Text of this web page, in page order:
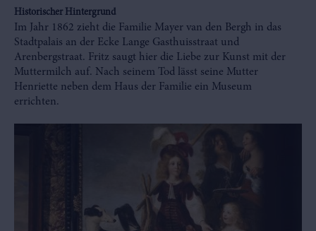
Historischer Hintergrund
Im Jahr 1862 zieht die Familie Mayer van den Bergh in das
Stadtpalais an der Ecke Lange Gasthuisstraat und
Arenbergstraat. Fritz saugt hier die Liebe zur Kunst mit der
Muttermilch auf. Nach seinem Tod lässt seine Mutter
Henriette neben dem Haus der Familie ein Museum
errichten.